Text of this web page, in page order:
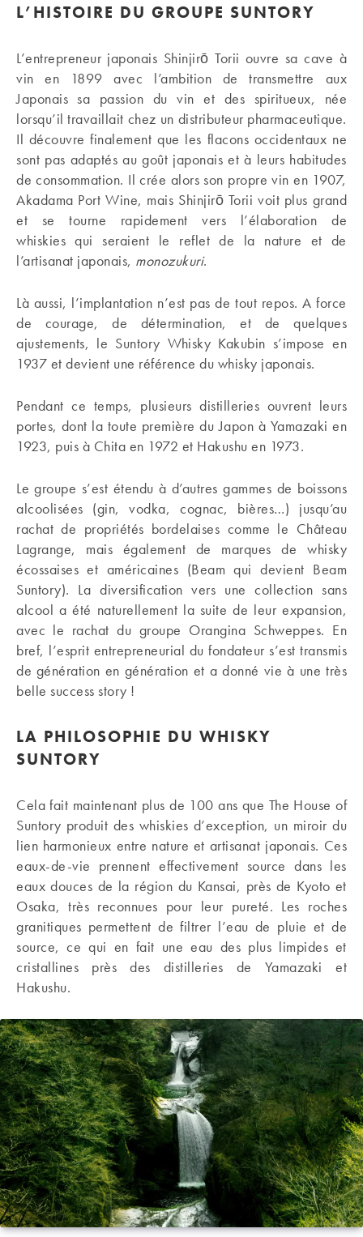
L’HISTOIRE DU GROUPE SUNTORY
L’entrepreneur japonais Shinjirō Torii ouvre sa cave à
vin en 1899 avec l’ambition de transmettre aux
Japonais sa passion du vin et des spiritueux, née
lorsqu’il travaillait chez un distributeur pharmaceutique.
Il découvre finalement que les flacons occidentaux ne
sont pas adaptés au goût japonais et à leurs habitudes
de consommation. Il crée alors son propre vin en 1907,
Akadama Port Wine, mais Shinjirō Torii voit plus grand
et se tourne rapidement vers l’élaboration de
whiskies qui seraient le reflet de la nature et de
l’artisanat japonais, monozukuri.
Là aussi, l’implantation n’est pas de tout repos. A force
de courage, de détermination, et de quelques
ajustements, le Suntory Whisky Kakubin s’impose en
1937 et devient une référence du whisky japonais.
Pendant ce temps, plusieurs distilleries ouvrent leurs
portes, dont la toute première du Japon à Yamazaki en
1923, puis à Chita en 1972 et Hakushu en 1973.
Le groupe s’est étendu à d’autres gammes de boissons
alcoolisées (gin, vodka, cognac, bières…) jusqu’au
rachat de propriétés bordelaises comme le Château
Lagrange, mais également de marques de whisky
écossaises et américaines (Beam qui devient Beam
Suntory). La diversification vers une collection sans
alcool a été naturellement la suite de leur expansion,
avec le rachat du groupe Orangina Schweppes. En
bref, l’esprit entrepreneurial du fondateur s’est transmis
de génération en génération et a donné vie à une très
belle success story !
LA PHILOSOPHIE DU WHISKY
SUNTORY
Cela fait maintenant plus de 100 ans que The House of
Suntory produit des whiskies d’exception, un miroir du
lien harmonieux entre nature et artisanat japonais. Ces
eaux-de-vie prennent effectivement source dans les
eaux douces de la région du Kansai, près de Kyoto et
Osaka, très reconnues pour leur pureté. Les roches
granitiques permettent de filtrer l’eau de pluie et de
source, ce qui en fait une eau des plus limpides et
cristallines près des distilleries de Yamazaki et
Hakushu.